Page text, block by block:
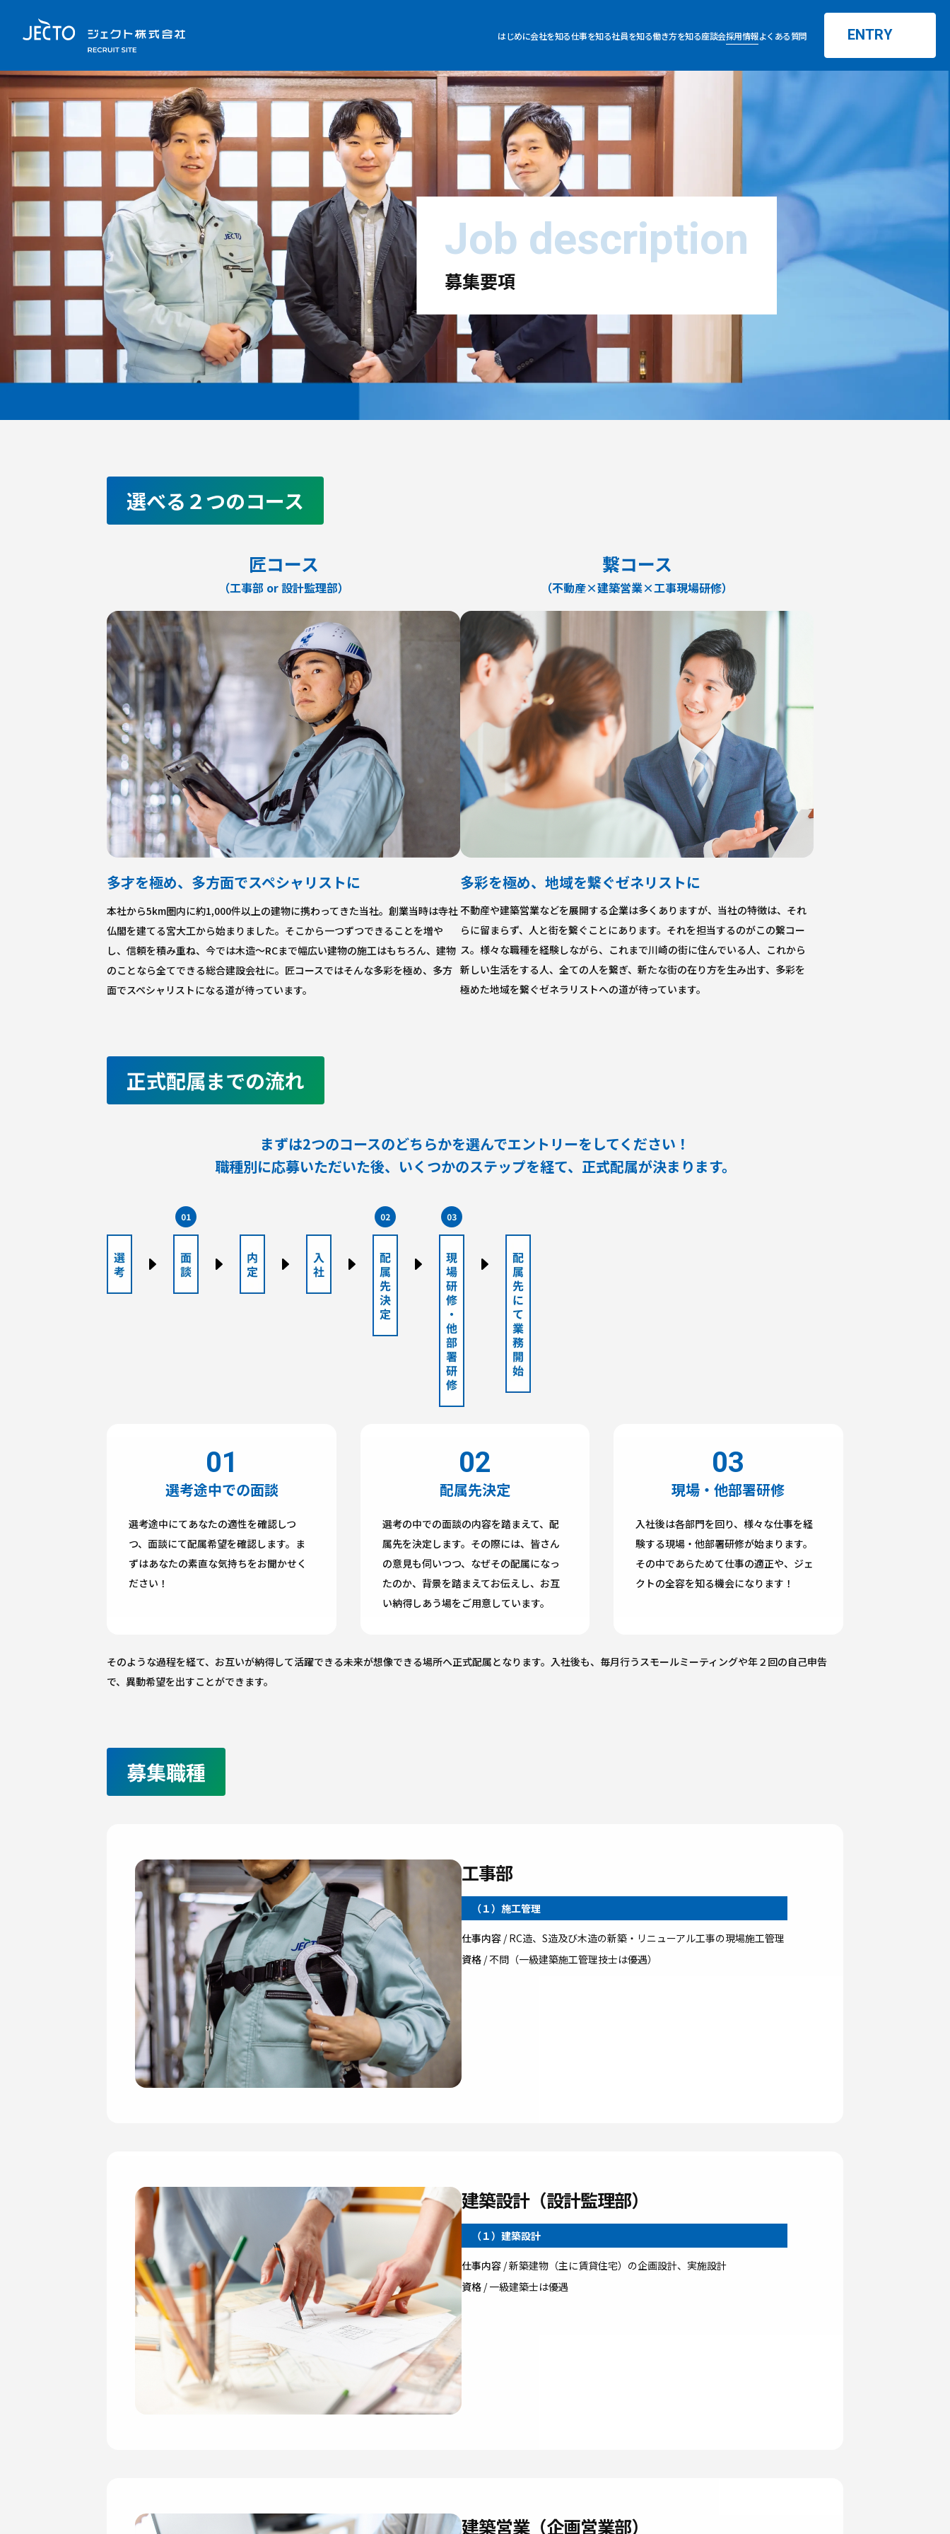
はじめに会社を知る仕事を知る社員を知る働き方を知る座談会採用情報よくある質問 ENTRY
Job description
募集要項
選べる２つのコース
匠コース
（工事部 or 設計監理部）
多才を極め、多方面でスペシャリストに
本社から5km圏内に約1,000件以上の建物に携わってきた当社。創業当時は寺社
仏閣を建てる宮大工から始まりました。そこから一つずつできることを増や
し、信頼を積み重ね、今では木造～RCまで幅広い建物の施工はもちろん、建物
のことなら全てできる総合建設会社に。匠コースではそんな多彩を極め、多方
面でスペシャリストになる道が待っています。
繋コース
（不動産×建築営業×工事現場研修）
多彩を極め、地域を繋ぐゼネリストに
不動産や建築営業などを展開する企業は多くありますが、当社の特徴は、それ
らに留まらず、人と街を繋ぐことにあります。それを担当するのがこの繋コー
ス。様々な職種を経験しながら、これまで川崎の街に住んでいる人、これから
新しい生活をする人、全ての人を繋ぎ、新たな街の在り方を生み出す、多彩を
極めた地域を繋ぐゼネラリストへの道が待っています。
正式配属までの流れ
まずは2つのコースのどちらかを選んでエントリーをしてください！
職種別に応募いただいた後、いくつかのステップを経て、正式配属が決まります。
選考途中での面談
選考途中にてあなたの適性を確認しつ
つ、面談にて配属希望を確認します。ま
ずはあなたの素直な気持ちをお聞かせく
ださい！
配属先決定
選考の中での面談の内容を踏まえて、配
属先を決定します。その際には、皆さん
の意見も伺いつつ、なぜその配属になっ
たのか、背景を踏まえてお伝えし、お互
い納得しあう場をご用意しています。
現場・他部署研修
入社後は各部門を回り、様々な仕事を経
験する現場・他部署研修が始まります。
その中であらためて仕事の適正や、ジェ
クトの全容を知る機会になります！
そのような過程を経て、お互いが納得して活躍できる未来が想像できる場所へ正式配属となります。入社後も、毎月行うスモールミーティングや年２回の自己申告
で、異動希望を出すことができます。
募集職種
工事部
（１）施工管理
仕事内容/ RC造、S造及び木造の新築・リニューアル工事の現場施工管理
資格/ 不問（一級建築施工管理技士は優遇）
建築設計（設計監理部）
（１）建築設計
仕事内容/ 新築建物（主に賃貸住宅）の企画設計、実施設計
資格/ 一級建築士は優遇
建築営業（企画営業部）